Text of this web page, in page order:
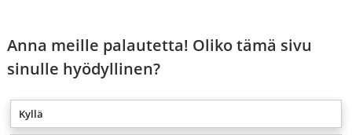
Anna meille palautetta! Oliko tämä sivu
sinulle hyödyllinen?
Kyllä